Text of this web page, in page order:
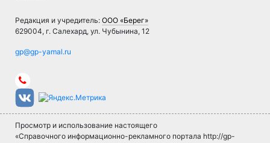
Редакция и учредитель: ООО «Берег»
629004, г. Салехард, ул. Чубынина, 12
Просмотр и использование настоящего
«Справочного информационно-рекламного портала http://gp-